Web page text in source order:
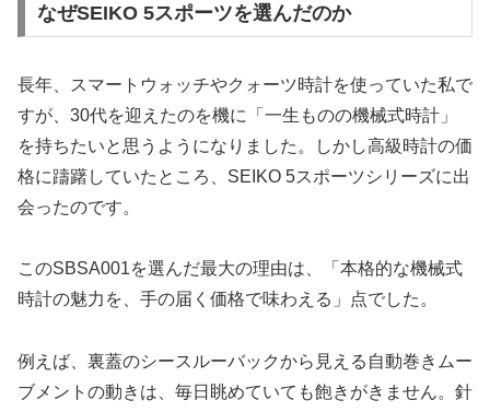
なぜSEIKO 5スポーツを選んだのか
長年、スマートウォッチやクォーツ時計を使っていた私で
すが、30代を迎えたのを機に「一生ものの機械式時計」
を持ちたいと思うようになりました。しかし高級時計の価
格に躊躇していたところ、SEIKO 5スポーツシリーズに出
会ったのです。
このSBSA001を選んだ最大の理由は、「本格的な機械式
時計の魅力を、手の届く価格で味わえる」点でした。
例えば、裏蓋のシースルーバックから見える自動巻きムー
ブメントの動きは、毎日眺めていても飽きがきません。針